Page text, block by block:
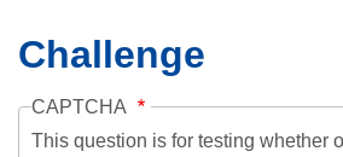
Challenge
CAPTCHA
This question is for testing whether